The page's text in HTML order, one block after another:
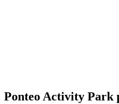
Ponteo Activity Park